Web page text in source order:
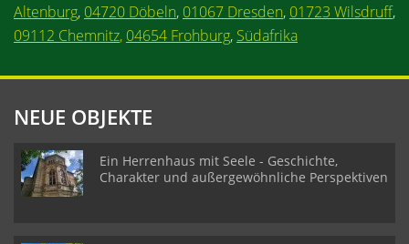
Altenburg, 04720 Döbeln, 01067 Dresden, 01723 Wilsdruff,
09112 Chemnitz, 04654 Frohburg, Südafrika
NEUE OBJEKTE
Ein Herrenhaus mit Seele - Geschichte,
Charakter und außergewöhnliche Perspektiven